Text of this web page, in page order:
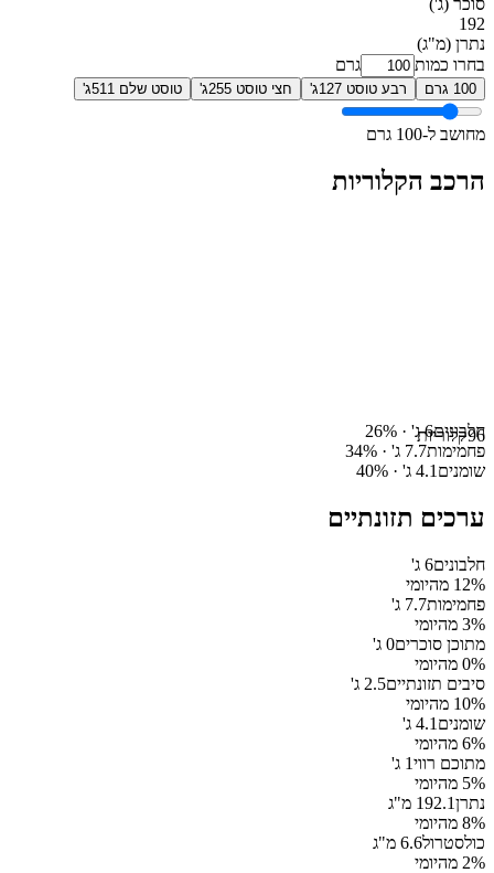
192
נתרן (מ"ג)
בחרו כמות
גרם
100 גרם רבע טוסט 127ג' חצי טוסט 255ג' טוסט שלם 511ג'
מחושב ל-100 גרם
הרכב הקלוריות
96קלוריות
חלבונים6ג' · 26%
פחמימות7.7 ג' · 34%
שומנים 4.1 ג' · 40%
ערכים תזונתיים
חלבונים6 ג'
12% מהיומי
פחמימות7.7 ג'
3% מהיומי
מתוכן סוכרים0 ג'
0% מהיומי
סיבים תזונתיים2.5 ג'
10% מהיומי
שומנים 4.1 ג'
6% מהיומי
מתוכם רווי1 ג'
5% מהיומי
נתרן192.1 מ"ג
8% מהיומי
כולסטרול6.6 מ"ג
2% מהיומי